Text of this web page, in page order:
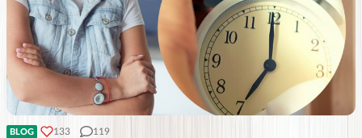
BLOG 133 119